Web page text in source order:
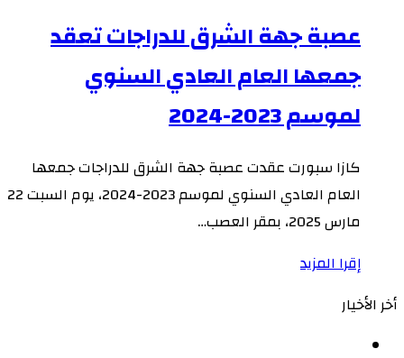
عصبة جهة الشرق للدراجات تعقد
جمعها العام العادي السنوي
لموسم 2023-2024
كازا سبورت عقدت عصبة جهة الشرق للدراجات جمعها
العام العادي السنوي لموسم 2023-2024، يوم السبت 22
مارس 2025، بمقر العصب…
إقرا المزيد
أخر الأخيار